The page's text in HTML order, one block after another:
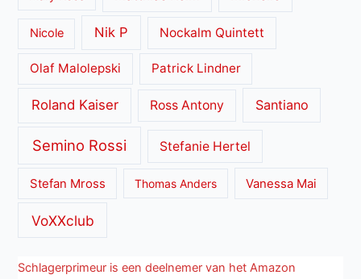
Nicole Nik P Nockalm Quintett
Olaf Malolepski Patrick Lindner
Roland Kaiser Ross Antony Santiano
Semino Rossi Stefanie Hertel
Stefan Mross Thomas Anders Vanessa Mai
VoXXclub
Schlagerprimeur is een deelnemer van het Amazon